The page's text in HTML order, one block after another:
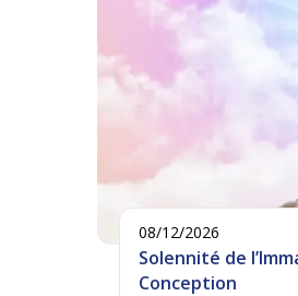
08/12/2026
Solennité de
Conception